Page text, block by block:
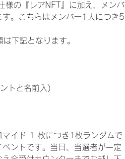
様の『レアNFT』に加え、メンバ
。こちらはメンバー1人につき5
下記となります。
トと名前入)
マイド 1 枚につき1枚ランダムで
ントです。当日、当選者が一定